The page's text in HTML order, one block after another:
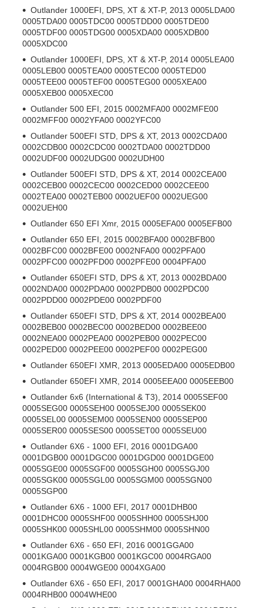
Outlander 1000EFI, DPS, XT & XT-P, 2013 0005LDA00
0005TDA00 0005TDC00 0005TDD00 0005TDE00
0005TDF00 0005TDG00 0005XDA00 0005XDB00
0005XDC00
Outlander 1000EFI, DPS, XT & XT-P, 2014 0005LEA00
0005LEB00 0005TEA00 0005TEC00 0005TED00
0005TEE00 0005TEF00 0005TEG00 0005XEA00
0005XEB00 0005XEC00
Outlander 500 EFI, 2015 0002MFA00 0002MFE00
0002MFF00 0002YFA00 0002YFC00
Outlander 500EFI STD, DPS & XT, 2013 0002CDA00
0002CDB00 0002CDC00 0002TDA00 0002TDD00
0002UDF00 0002UDG00 0002UDH00
Outlander 500EFI STD, DPS & XT, 2014 0002CEA00
0002CEB00 0002CEC00 0002CED00 0002CEE00
0002TEA00 0002TEB00 0002UEF00 0002UEG00
0002UEH00
Outlander 650 EFI Xmr, 2015 0005EFA00 0005EFB00
Outlander 650 EFI, 2015 0002BFA00 0002BFB00
0002BFC00 0002BFE00 0002NFA00 0002PFA00
0002PFC00 0002PFD00 0002PFE00 0004PFA00
Outlander 650EFI STD, DPS & XT, 2013 0002BDA00
0002NDA00 0002PDA00 0002PDB00 0002PDC00
0002PDD00 0002PDE00 0002PDF00
Outlander 650EFI STD, DPS & XT, 2014 0002BEA00
0002BEB00 0002BEC00 0002BED00 0002BEE00
0002NEA00 0002PEA00 0002PEB00 0002PEC00
0002PED00 0002PEE00 0002PEF00 0002PEG00
Outlander 650EFI XMR, 2013 0005EDA00 0005EDB00
Outlander 650EFI XMR, 2014 0005EEA00 0005EEB00
Outlander 6x6 (International & T3), 2014 0005SEF00
0005SEG00 0005SEH00 0005SEJ00 0005SEK00
0005SEL00 0005SEM00 0005SEN00 0005SEP00
0005SER00 0005SES00 0005SET00 0005SEU00
Outlander 6X6 - 1000 EFI, 2016 0001DGA00
0001DGB00 0001DGC00 0001DGD00 0001DGE00
0005SGE00 0005SGF00 0005SGH00 0005SGJ00
0005SGK00 0005SGL00 0005SGM00 0005SGN00
0005SGP00
Outlander 6X6 - 1000 EFI, 2017 0001DHB00
0001DHC00 0005SHF00 0005SHH00 0005SHJ00
0005SHK00 0005SHL00 0005SHM00 0005SHN00
Outlander 6X6 - 650 EFI, 2016 0001GGA00
0001KGA00 0001KGB00 0001KGC00 0004RGA00
0004RGB00 0004WGE00 0004XGA00
Outlander 6X6 - 650 EFI, 2017 0001GHA00 0004RHA00
0004RHB00 0004WHE00